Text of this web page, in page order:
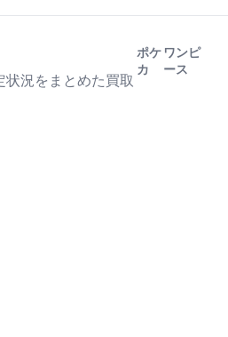
況をまとめた買取
ポケ
カ
ワンピ
ース